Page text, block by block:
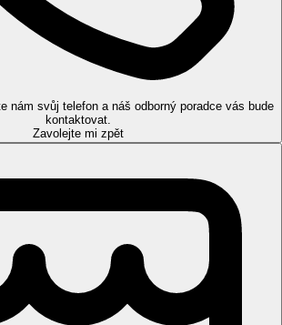
WC (vysoušeč vlasů), klimatizace, TV/sat.,
kout s ledničkou, trezor (za poplatek),
a večeře formou bufetu.
a večeře formou bufetu
nám svůj telefon a náš odborný poradce vás bude
kontaktovat.
Zavolejte mi zpět